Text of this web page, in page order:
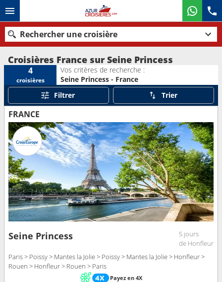
Rechercher une croisière
Nos destinations
Mois de départ
Ports Compagnies
Rechercher
Croisières France sur Seine Princess
4
croisières
Vos critères de recherche :
Seine Princess - France
Filtrer
Trier
FRANCE
Seine Princess
5 jours
de Honfleur
Paris > Poissy > Mantes la Jolie > Poissy > Mantes la Jolie > Honfleur >
Rouen > Honfleur > Rouen > Paris
Payez en 4X